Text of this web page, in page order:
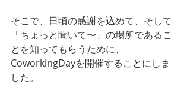
そこで、日頃の感謝を込めて、そして
「ちょっと聞いて〜」の場所であるこ
とを知ってもらうために、
CoworkingDayを開催することにしま
した。